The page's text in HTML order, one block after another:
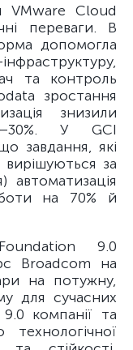
VMware Cloud
переваги. В
допомогла
та контроль
зростання
знизили
У GCI
завдання, які
за
автоматизація
на 70% й
9.0
Broadcom на
на потужну,
для сучасних
компанії та
технологічної